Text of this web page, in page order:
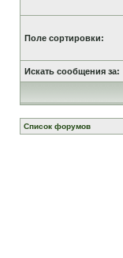
Поле сортировки:
Искать сообщения за:
Список форумов